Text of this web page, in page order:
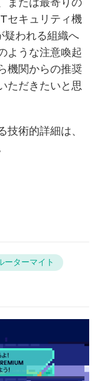
セキュリティ機
疑われる組織へ
ような注意喚起
機関からの推奨
ただきたいと思
術的詳細は、
ーターマイト